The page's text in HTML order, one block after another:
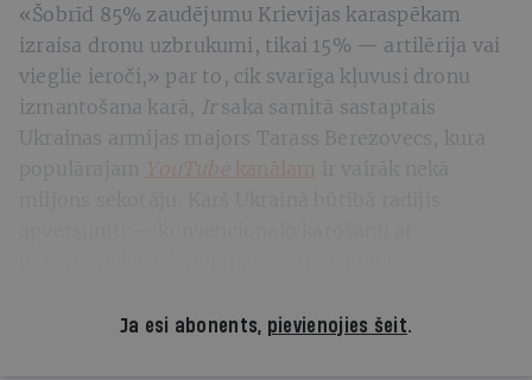
«Šobrīd 85% zaudējumu Krievijas karaspēkam
izraisa dronu uzbrukumi, tikai 15% — artilērija vai
vieglie ieroči,» par to, cik svarīga kļuvusi dronu
izmantošana karā, Irsaka samitā sastaptais
Ukrainas armijas majors Tarass Berezovecs, kura
Ja esi abonents, pievienojies šeit.